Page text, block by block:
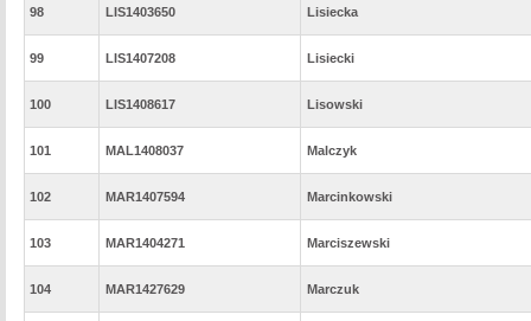
98 LIS1403650 Lisiecka
99 LIS1407208 Lisiecki
100 LIS1408617 Lisowski
101 MAL1408037 Malczyk
102 MAR1407594 Marcinkowski
103 MAR1404271 Marciszewski
104 MAR1427629 Marczuk